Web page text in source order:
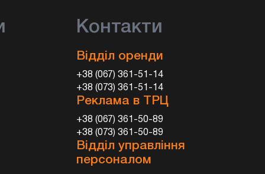
Контакти
Відділ оренди
+38 (067) 361-51-14
+38 (073) 361-51-14
Реклама в ТРЦ
+38 (067) 361-50-89
+38 (073) 361-50-89
Відділ управління
персоналом